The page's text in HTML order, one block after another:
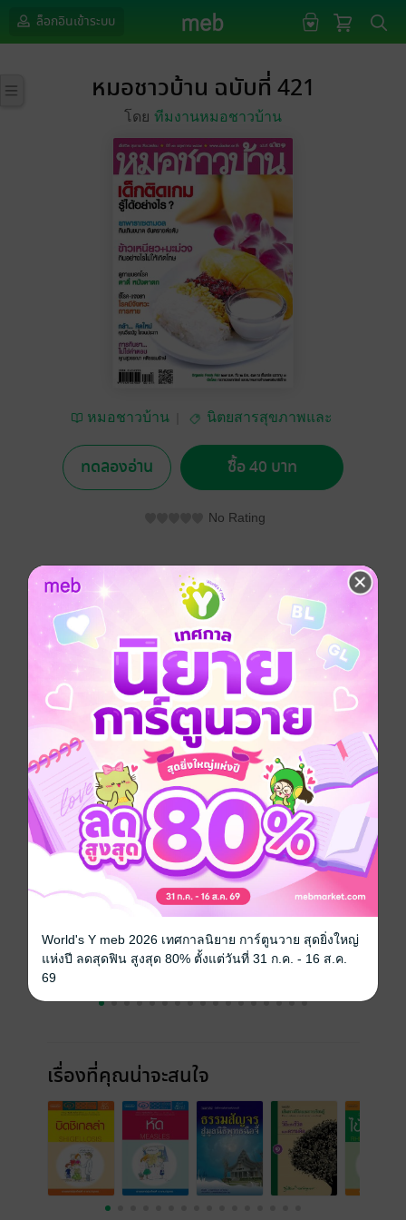
ล็อกอินเข้าระบบ
หมอชาวบ้าน ฉบับที่ 421
โดย ทีมงานหมอชาวบ้าน
หมอชาวบ้าน
นิตยสารสุขภาพและ
ทดลองอ่าน ซื้อ 40 บาท
No Rating
อยากได้ ซื้อเป็นของขวัญ ติดตาม แชร์
หมอชาวบ้าน ฉบับที่ 421
ประเภทไฟล์
วันที่วางขาย 03 พฤษภาคม 2557
ความยาว 100 หน้า
ราคาปก 50 บาท (ประหยัด 20%)
ฉบับย้อนหลัง ดูทั้งหมด
เรื่องที่คุณน่าจะสนใจ
World's Y meb 2026 เทศกาลนิยาย การ์ตูนวาย สุดยิ่งใหญ่
แห่งปี ลดสุดฟิน สูงสุด 80% ตั้งแต่วันที่ 31 ก.ค. - 16 ส.ค.
69